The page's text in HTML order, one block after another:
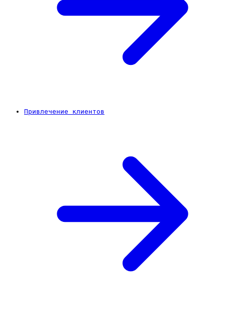
Привлечение клиентов